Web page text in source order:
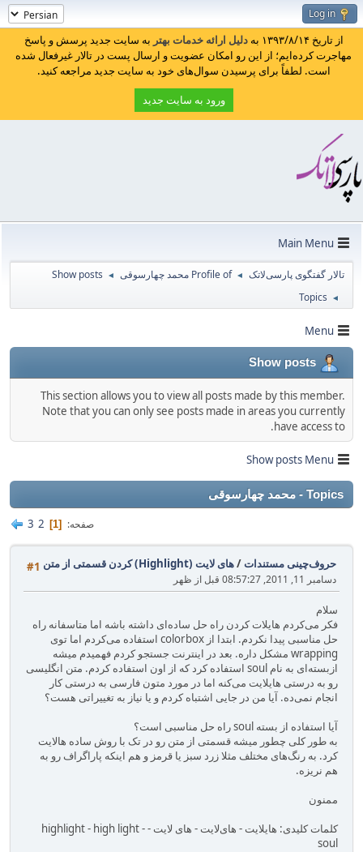
Log in
از تاریخ ۱۳۹۳/۸/۱۴ به دلیل ارائه خدمات بهتر به سایت جدید پرسش و پاسخ
مهاجرت کرده‌ایم؛ از این رو امکان عضویت و ارسال پست در تالار غیرفعال شده
است. لطفاً برای پرسیدن سوال‌های خود به سایت جدید مراجعه کنید.
ورود به سایت جدید
Main Menu
تالار گفتگوی پارسی‌لاتک ◄ Profile of محمد چهارسوقی ◄
Show posts
◄
Topics
Menu
Show posts
This section allows you to view all posts made by this member.
Note that you can only see posts made in areas you currently
have access to.
Show posts Menu
Topics - محمد چهارسوقی
صفحه 1
2
3
#1 حروف‌چینی مستندات/های لایت (Highlight) کردن قسمتی از متن
دسامبر 11, 2011, 08:57:27 قبل از ظهر
سلام
فکر می‌کردم هایلات کردن راه حل ساده‌ای داشته باشه اما متاسفانه راه
حل مناسبی پیدا نکردم. ابتدا از colorbox استفاده می‌کردم اما توی
wrapping مشکل داره. بعد در اینترنت جستجو کردم فهمیدم میشه
ازبسته‌ای به نام soul استفاده کرد که از اون استفاده کردم. متن انگلیسی
رو به درستی هایلایت می‌کنه اما در مورد متون فارسی به درستی کار
انجام نمی‌ده. آیا من در جایی اشتباه کردم و یا نیاز به تغییراتی هست؟
آیا استفاده از بسته soul راه حل مناسبی است؟
به طور کلی چطور میشه قسمتی از متن رو در تک با روش ساده هالایت
کرد. به رنگ‌های مختلف مثلا زرد سبز یا قرمز و هم اینکه پاراگراف رو به
هم نریزه.
ممنون
کلمات کلیدی: هایلایت - های‌لایت - های لایت - highlight - high light -
soul